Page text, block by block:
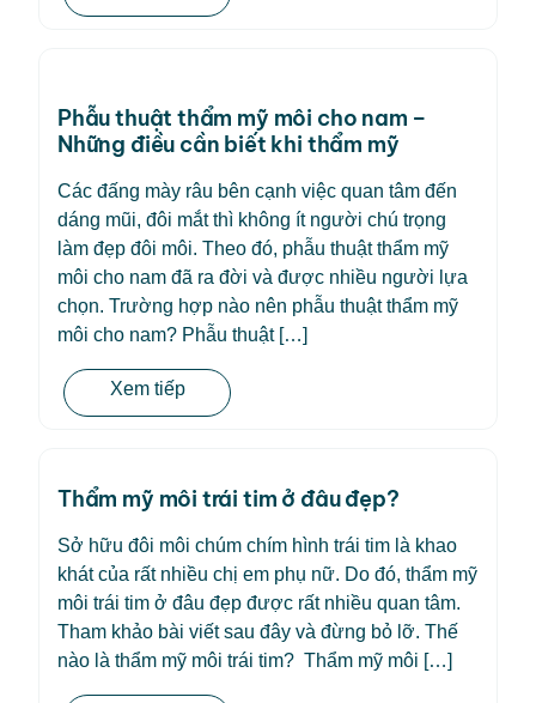
Phẫu thuật thẩm mỹ môi cho nam –
Những điều cần biết khi thẩm mỹ
Các đấng mày râu bên cạnh việc quan tâm đến
dáng mũi, đôi mắt thì không ít người chú trọng
làm đẹp đôi môi. Theo đó, phẫu thuật thẩm mỹ
môi cho nam đã ra đời và được nhiều người lựa
chọn. Trường hợp nào nên phẫu thuật thẩm mỹ
môi cho nam? Phẫu thuật […]
Xem tiếp
Thẩm mỹ môi trái tim ở đâu đẹp?
Sở hữu đôi môi chúm chím hình trái tim là khao
khát của rất nhiều chị em phụ nữ. Do đó, thẩm mỹ
môi trái tim ở đâu đẹp được rất nhiều quan tâm.
Tham khảo bài viết sau đây và đừng bỏ lỡ. Thế
nào là thẩm mỹ môi trái tim? Thẩm mỹ môi […]